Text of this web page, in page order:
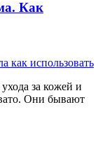
Как
за кожей и
Они бывают